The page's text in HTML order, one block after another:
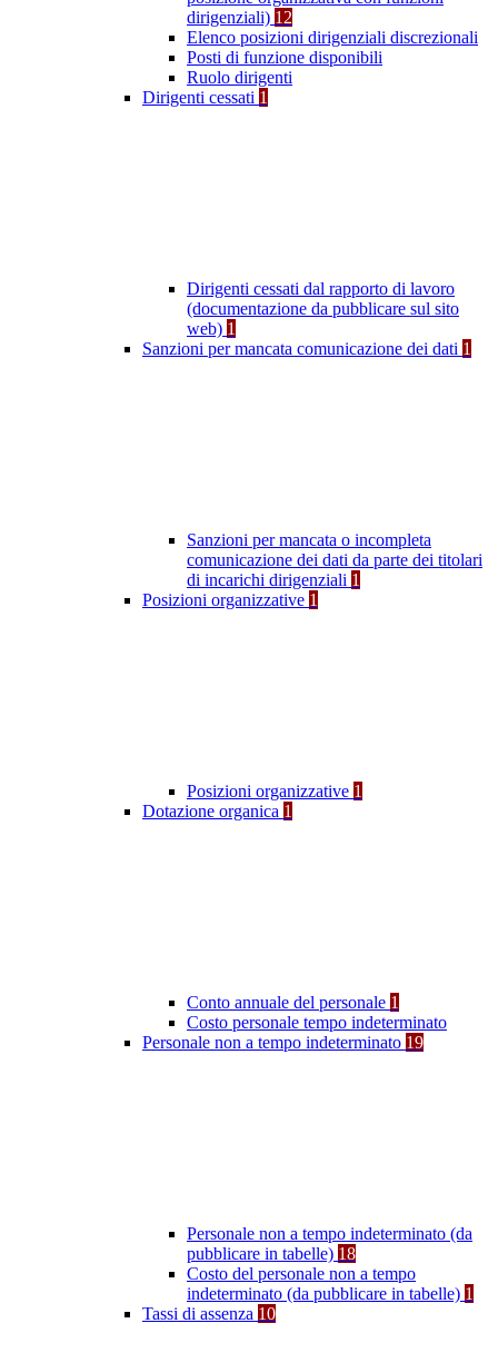
dirigenziali) 12
Elenco posizioni dirigenziali discrezionali
Posti di funzione disponibili
Ruolo dirigenti
Dirigenti cessati 1
Dirigenti cessati dal rapporto di lavoro
(documentazione da pubblicare sul sito
web) 1
Sanzioni per mancata comunicazione dei dati 1
Sanzioni per mancata o incompleta
comunicazione dei dati da parte dei titolari
di incarichi dirigenziali 1
Posizioni organizzative 1
Posizioni organizzative 1
Dotazione organica 1
Conto annuale del personale 1
Costo personale tempo indeterminato
Personale non a tempo indeterminato 19
Personale non a tempo indeterminato (da
pubblicare in tabelle) 18
Costo del personale non a tempo
indeterminato (da pubblicare in tabelle) 1
Tassi di assenza 10